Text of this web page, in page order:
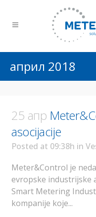
април 2018
25 апр
asocijacije
Posted at 09:38h in
Meter&Control je
evropske industrijske
Smart Metering
kompanije koje...